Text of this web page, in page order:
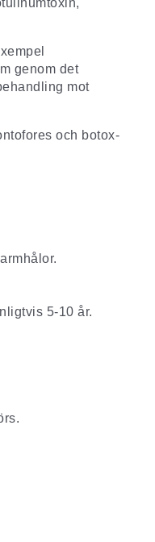
genom det
mot
och botox-
5-10 år.